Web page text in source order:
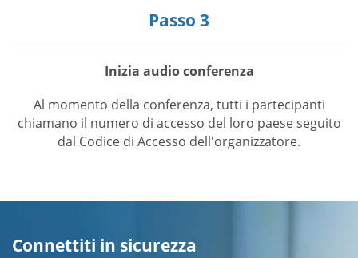
Passo 3
Inizia audio conferenza
Al momento della conferenza, tutti i partecipanti
chiamano il numero di accesso del loro paese seguito
dal Codice di Accesso dell'organizzatore.
Connettiti in sicurezza